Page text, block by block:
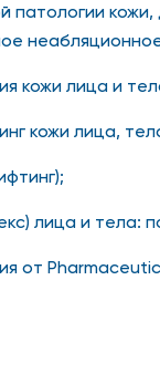
кожи лица и
кожи лица,
лица и тела:
от